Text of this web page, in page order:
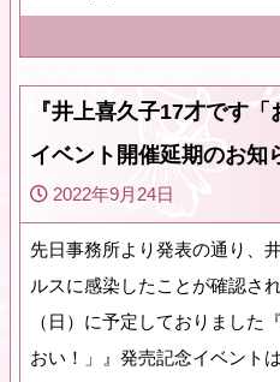
『井上喜久子17才です
イベント開催延期のお知
2022年9月24日
先日事務所より発表の通り、
ルスに感染したことが確認さ
（日）に予定しておりました
おい！」』発売記念イベント